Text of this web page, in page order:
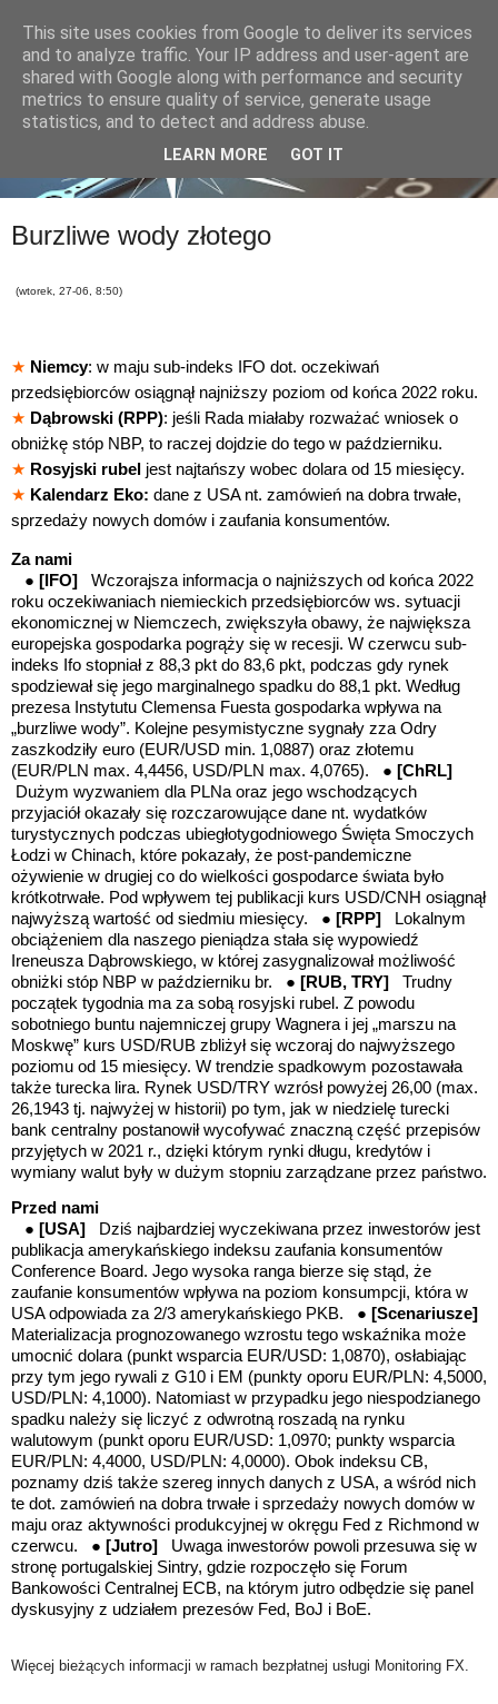
Burzliwe wody złotego
(wtorek, 27-06, 8:50)
★ Niemcy: w maju sub-indeks IFO dot. oczekiwań
przedsiębiorców osiągnął najniższy poziom od końca 2022 roku.
★ Dąbrowski (RPP): jeśli Rada miałaby rozważać wniosek o
obniżkę stóp NBP, to raczej dojdzie do tego w październiku.
★ Rosyjski rubel jest najtańszy wobec dolara od 15 miesięcy.
★ Kalendarz Eko: dane z USA nt. zamówień na dobra trwałe,
sprzedaży nowych domów i zaufania konsumentów.
Za nami
● [IFO] Wczorajsza informacja o najniższych od końca 2022
roku oczekiwaniach niemieckich przedsiębiorców ws. sytuacji
ekonomicznej w Niemczech, zwiększyła obawy, że największa
europejska gospodarka pogrąży się w recesji. W czerwcu sub-
indeks Ifo stopniał z 88,3 pkt do 83,6 pkt, podczas gdy rynek
spodziewał się jego marginalnego spadku do 88,1 pkt. Według
prezesa Instytutu Clemensa Fuesta gospodarka wpływa na
„burzliwe wody”. Kolejne pesymistyczne sygnały zza Odry
zaszkodziły euro (EUR/USD min. 1,0887) oraz złotemu
(EUR/PLN max. 4,4456, USD/PLN max. 4,0765). ● [ChRL]
Dużym wyzwaniem dla PLNa oraz jego wschodzących
przyjaciół okazały się rozczarowujące dane nt. wydatków
turystycznych podczas ubiegłotygodniowego Święta Smoczych
Łodzi w Chinach, które pokazały, że post-pandemiczne
ożywienie w drugiej co do wielkości gospodarce świata było
krótkotrwałe. Pod wpływem tej publikacji kurs USD/CNH osiągnął
najwyższą wartość od siedmiu miesięcy. ● [RPP] Lokalnym
obciążeniem dla naszego pieniądza stała się wypowiedź
Ireneusza Dąbrowskiego, w której zasygnalizował możliwość
obniżki stóp NBP w październiku br. ● [RUB, TRY] Trudny
początek tygodnia ma za sobą rosyjski rubel. Z powodu
sobotniego buntu najemniczej grupy Wagnera i jej „marszu na
Moskwę” kurs USD/RUB zbliżył się wczoraj do najwyższego
poziomu od 15 miesięcy. W trendzie spadkowym pozostawała
także turecka lira. Rynek USD/TRY wzrósł powyżej 26,00 (max.
26,1943 tj. najwyżej w historii) po tym, jak w niedzielę turecki
bank centralny postanowił wycofywać znaczną część przepisów
przyjętych w 2021 r., dzięki którym rynki długu, kredytów i
wymiany walut były w dużym stopniu zarządzane przez państwo.
Przed nami
● [USA] Dziś najbardziej wyczekiwana przez inwestorów jest
publikacja amerykańskiego indeksu zaufania konsumentów
Conference Board. Jego wysoka ranga bierze się stąd, że
zaufanie konsumentów wpływa na poziom konsumpcji, która w
USA odpowiada za 2/3 amerykańskiego PKB. ● [Scenariusze]
Materializacja prognozowanego wzrostu tego wskaźnika może
umocnić dolara (punkt wsparcia EUR/USD: 1,0870), osłabiając
przy tym jego rywali z G10 i EM (punkty oporu EUR/PLN: 4,5000,
USD/PLN: 4,1000). Natomiast w przypadku jego niespodzianego
spadku należy się liczyć z odwrotną roszadą na rynku
walutowym (punkt oporu EUR/USD: 1,0970; punkty wsparcia
EUR/PLN: 4,4000, USD/PLN: 4,0000). Obok indeksu CB,
poznamy dziś także szereg innych danych z USA, a wśród nich
te dot. zamówień na dobra trwałe i sprzedaży nowych domów w
maju oraz aktywności produkcyjnej w okręgu Fed z Richmond w
czerwcu. ● [Jutro] Uwaga inwestorów powoli przesuwa się w
stronę portugalskiej Sintry, gdzie rozpoczęło się Forum
Bankowości Centralnej ECB, na którym jutro odbędzie się panel
dyskusyjny z udziałem prezesów Fed, BoJ i BoE.
Więcej bieżących informacji w ramach bezpłatnej usługi Monitoring FX.
This site uses cookies from Google to deliver its services
and to analyze traffic. Your IP address and user-agent are
shared with Google along with performance and security
metrics to ensure quality of service, generate usage
statistics, and to detect and address abuse.
LEARN MORE GOT IT